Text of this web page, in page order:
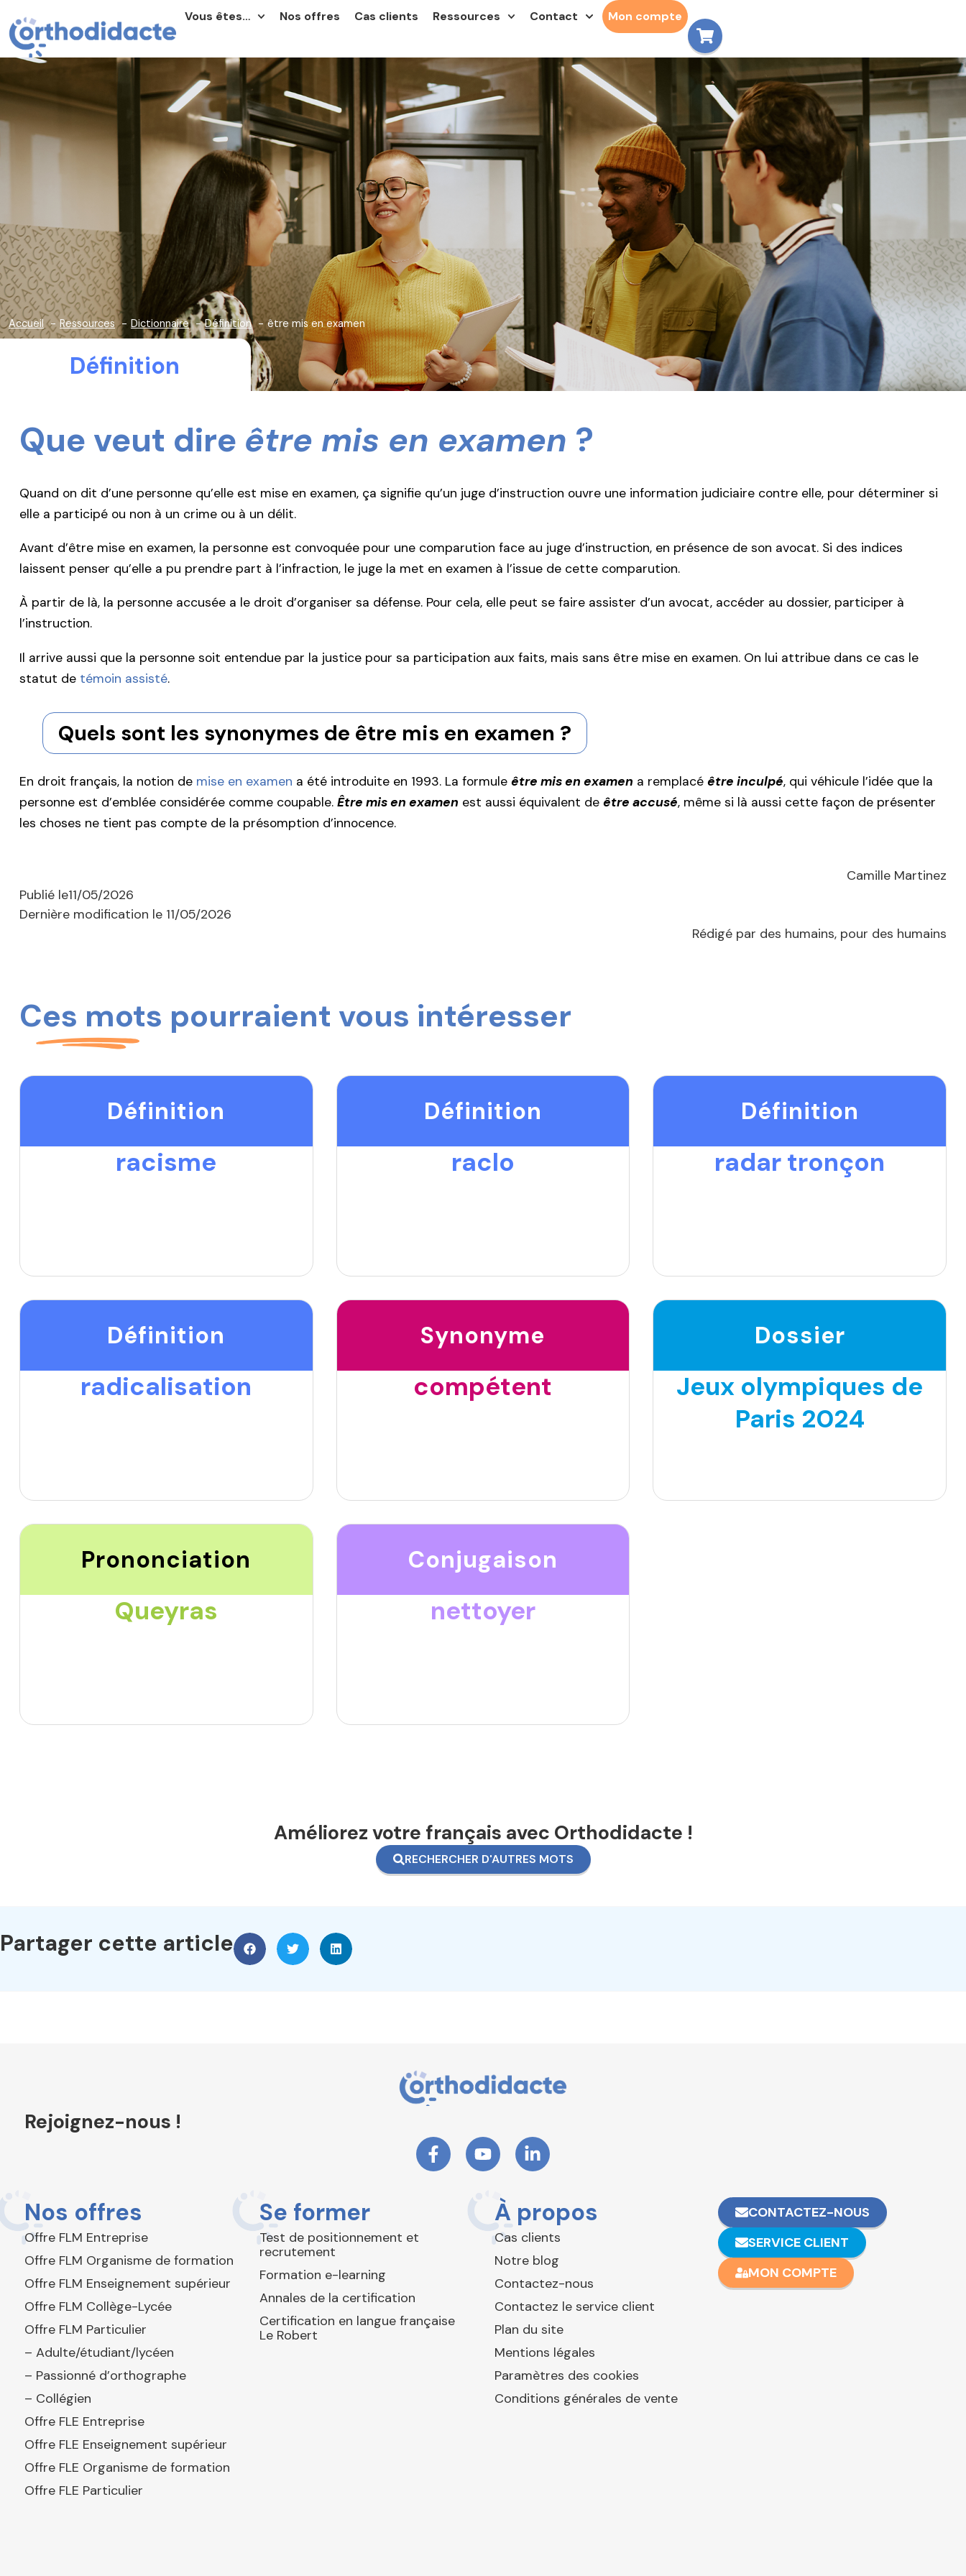
Vous êtes… Nos offres Cas clients Ressources Contact Mon compte
Accueil Ressources Dictionnaire Définition être mis en examen
Définition
Que veut dire être mis en examen ?
Quand on dit d’une personne qu’elle est mise en examen, ça signifie qu’un juge d’instruction ouvre une information judiciaire contre elle, pour déterminer si
elle a participé ou non à un crime ou à un délit.
Avant d’être mise en examen, la personne est convoquée pour une comparution face au juge d’instruction, en présence de son avocat. Si des indices
laissent penser qu’elle a pu prendre part à l’infraction, le juge la met en examen à l’issue de cette comparution.
À partir de là, la personne accusée a le droit d’organiser sa défense. Pour cela, elle peut se faire assister d’un avocat, accéder au dossier, participer à
l’instruction.
Il arrive aussi que la personne soit entendue par la justice pour sa participation aux faits, mais sans être mise en examen. On lui attribue dans ce cas le
statut de témoin assisté.
Quels sont les synonymes de être mis en examen ?
En droit français, la notion de mise en examen a été introduite en 1993. La formule être mis en examen a remplacé être inculpé, qui véhicule l’idée que la
personne est d’emblée considérée comme coupable. Être mis en examen est aussi équivalent de être accusé, même si là aussi cette façon de présenter
les choses ne tient pas compte de la présomption d’innocence.
Camille Martinez
Publié le11/05/2026
Dernière modification le 11/05/2026
Rédigé par des humains, pour des humains
Ces mots pourraient vous intéresser
Définition
racisme
Définition
raclo
Définition
radar tronçon
Définition
radicalisation
Synonyme
compétent
Dossier
Jeux olympiques de
Paris 2024
Prononciation
Queyras
Conjugaison
nettoyer
Améliorez votre français avec Orthodidacte !
RECHERCHER D'AUTRES MOTS
Partager cette article
Rejoignez-nous !
Nos offres
Offre FLM Entreprise
Offre FLM Organisme de formation
Offre FLM Enseignement supérieur
Offre FLM Collège-Lycée
Offre FLM Particulier
– Adulte/étudiant/lycéen
– Passionné d’orthographe
– Collégien
Offre FLE Entreprise
Offre FLE Enseignement supérieur
Offre FLE Organisme de formation
Offre FLE Particulier
Se former
Test de positionnement et
recrutement
Formation e-learning
Annales de la certification
Certification en langue française
Le Robert
À propos
Cas clients
Notre blog
Contactez-nous
Contactez le service client
Plan du site
Mentions légales
Paramètres des cookies
Conditions générales de vente
CONTACTEZ-NOUS
SERVICE CLIENT
MON COMPTE